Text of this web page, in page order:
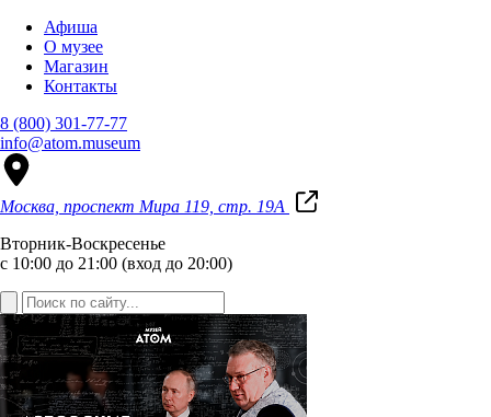
Афиша
О музее
Магазин
Контакты
8 (800) 301-77-77
info@atom.museum
Москва, проспект Мира 119, стр. 19А
Вторник-Воскресенье
с 10:00 до 21:00 (вход до 20:00)